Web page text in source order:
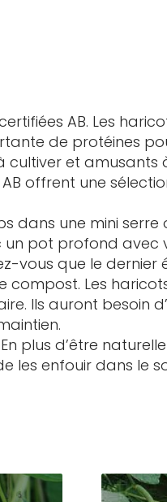
AB. Les
de protéines
et amusants
offrent une
dans une mini serre
un pot profond avec
vous que le dernier
compost. Les
Ils auront besoin
plus d’être
les enfouir dans le